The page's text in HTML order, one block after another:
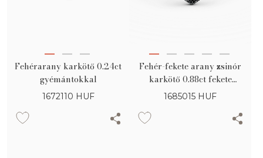
Fehérarany karkötő 0.24ct
gyémántokkal
1672110 HUF
Fehér-fekete arany zsinór
karkötő 0.88ct fekete
gyémántokkal és 0.08ct tiszta
1685015 HUF